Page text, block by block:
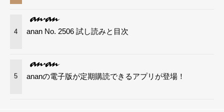
4 anan No. 2506 試し読みと目次
5 ananの電子版が定期購読できるアプリが登場！